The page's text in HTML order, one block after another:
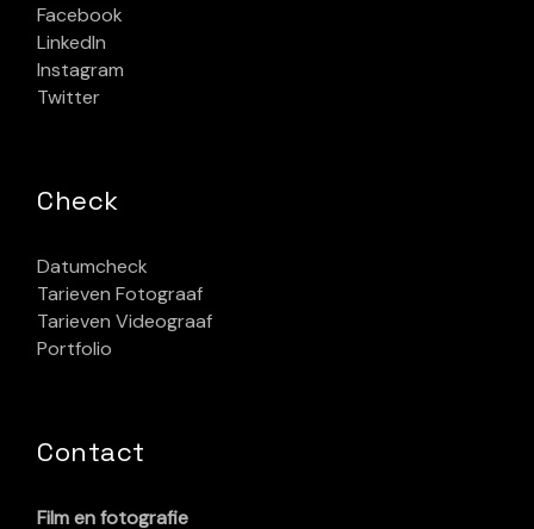
Facebook
LinkedIn
Instagram
Twitter
Check
Datumcheck
Tarieven Fotograaf
Tarieven Videograaf
Portfolio
Contact
Film en fotografie